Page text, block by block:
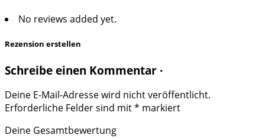
No reviews added yet.
Rezension erstellen
Schreibe einen Kommentar ·
Deine E-Mail-Adresse wird nicht veröffentlicht.
Erforderliche Felder sind mit* markiert
Deine Gesamtbewertung